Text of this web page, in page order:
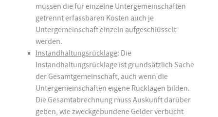
müssen die für einzelne Untergemeinschaften
getrennt erfassbaren Kosten auch je
Untergemeinschaft einzeln aufgeschlüsselt
werden.
Instandhaltungsrücklage: Die
Instandhaltungsrücklage ist grundsätzlich Sache
der Gesamtgemeinschaft, auch wenn die
Untergemeinschaften eigene Rücklagen bilden.
Die Gesamtabrechnung muss Auskunft darüber
geben, wie zweckgebundene Gelder verbucht